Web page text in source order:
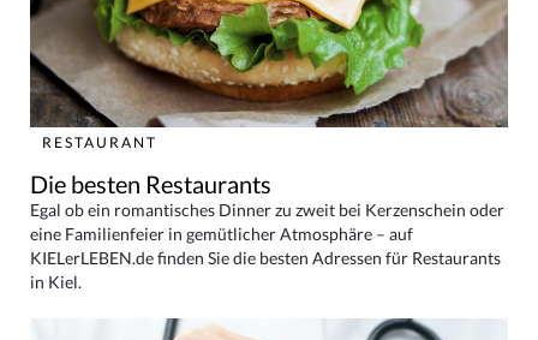
RESTAURANT
Die besten Restaurants
Egal ob ein romantisches Dinner zu zweit bei Kerzenschein oder
eine Familienfeier in gemütlicher Atmosphäre – auf
KIELerLEBEN.de finden Sie die besten Adressen für Restaurants
in Kiel.